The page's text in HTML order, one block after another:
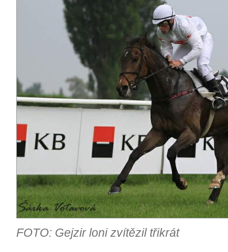
FOTO: Gejzir loni zvítězil třikrát